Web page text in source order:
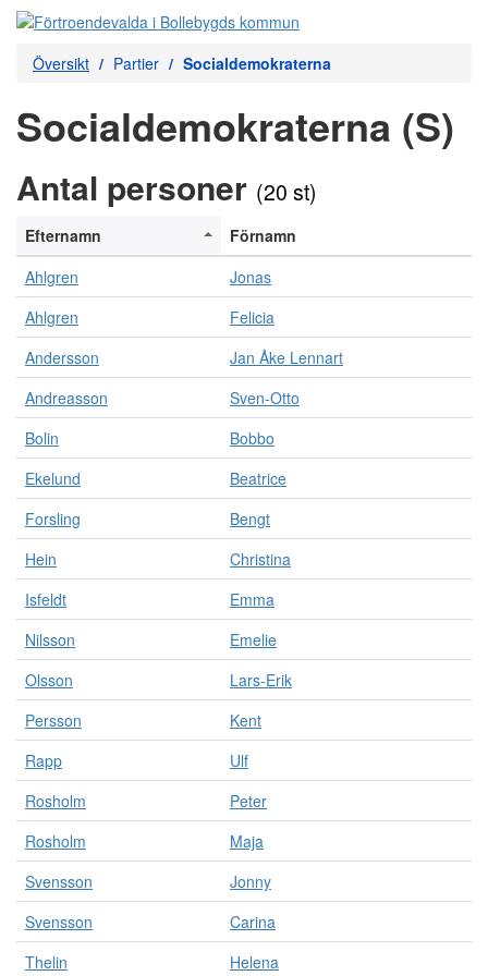
Översikt Partier Socialdemokraterna
Socialdemokraterna (S)
Antal personer (20 st)
Efternamn
Förnamn
Ahlgren
Jonas
Ahlgren
Felicia
Andersson
Jan Åke Lennart
Andreasson
Sven-Otto
Bolin
Bobbo
Ekelund
Beatrice
Forsling
Bengt
Hein
Christina
Isfeldt
Emma
Nilsson
Emelie
Olsson
Lars-Erik
Persson
Kent
Rapp
Ulf
Rosholm
Peter
Rosholm
Maja
Svensson
Jonny
Svensson
Carina
Thelin
Helena